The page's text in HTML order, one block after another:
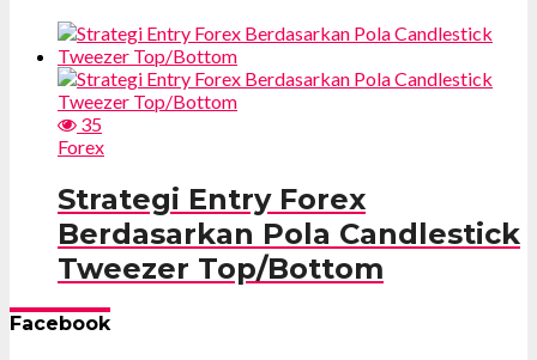
35
Forex
Strategi Entry Forex
Berdasarkan Pola Candlestick
Tweezer Top/Bottom
Facebook